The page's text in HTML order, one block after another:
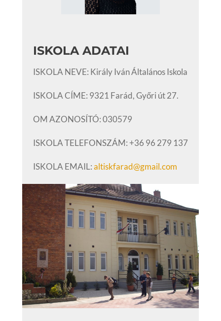
ISKOLA ADATAI
ISKOLA NEVE: Király Iván Általános Iskola
ISKOLA CÍME: 9321 Farád, Győri út 27.
OM AZONOSÍTÓ: 030579
ISKOLA TELEFONSZÁM: +36 96 279 137
ISKOLA EMAIL:altiskfarad@gmail.com